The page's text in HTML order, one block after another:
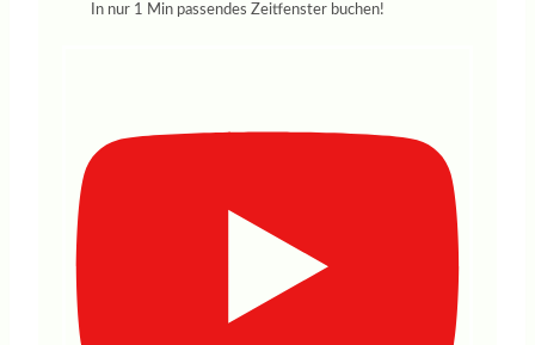
In nur 1 Min passendes Zeitfenster buchen!